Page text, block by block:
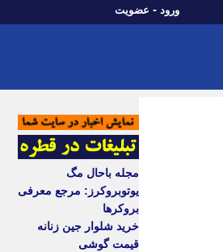
ورود - عضویت
مجله باحال مگ
یوتوبروکرز: مرجع معرفی
بروکرها
خرید شلوار جین زنانه
قیمت گوشی